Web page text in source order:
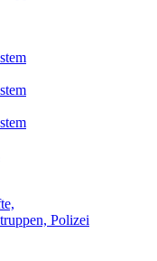
Polizei